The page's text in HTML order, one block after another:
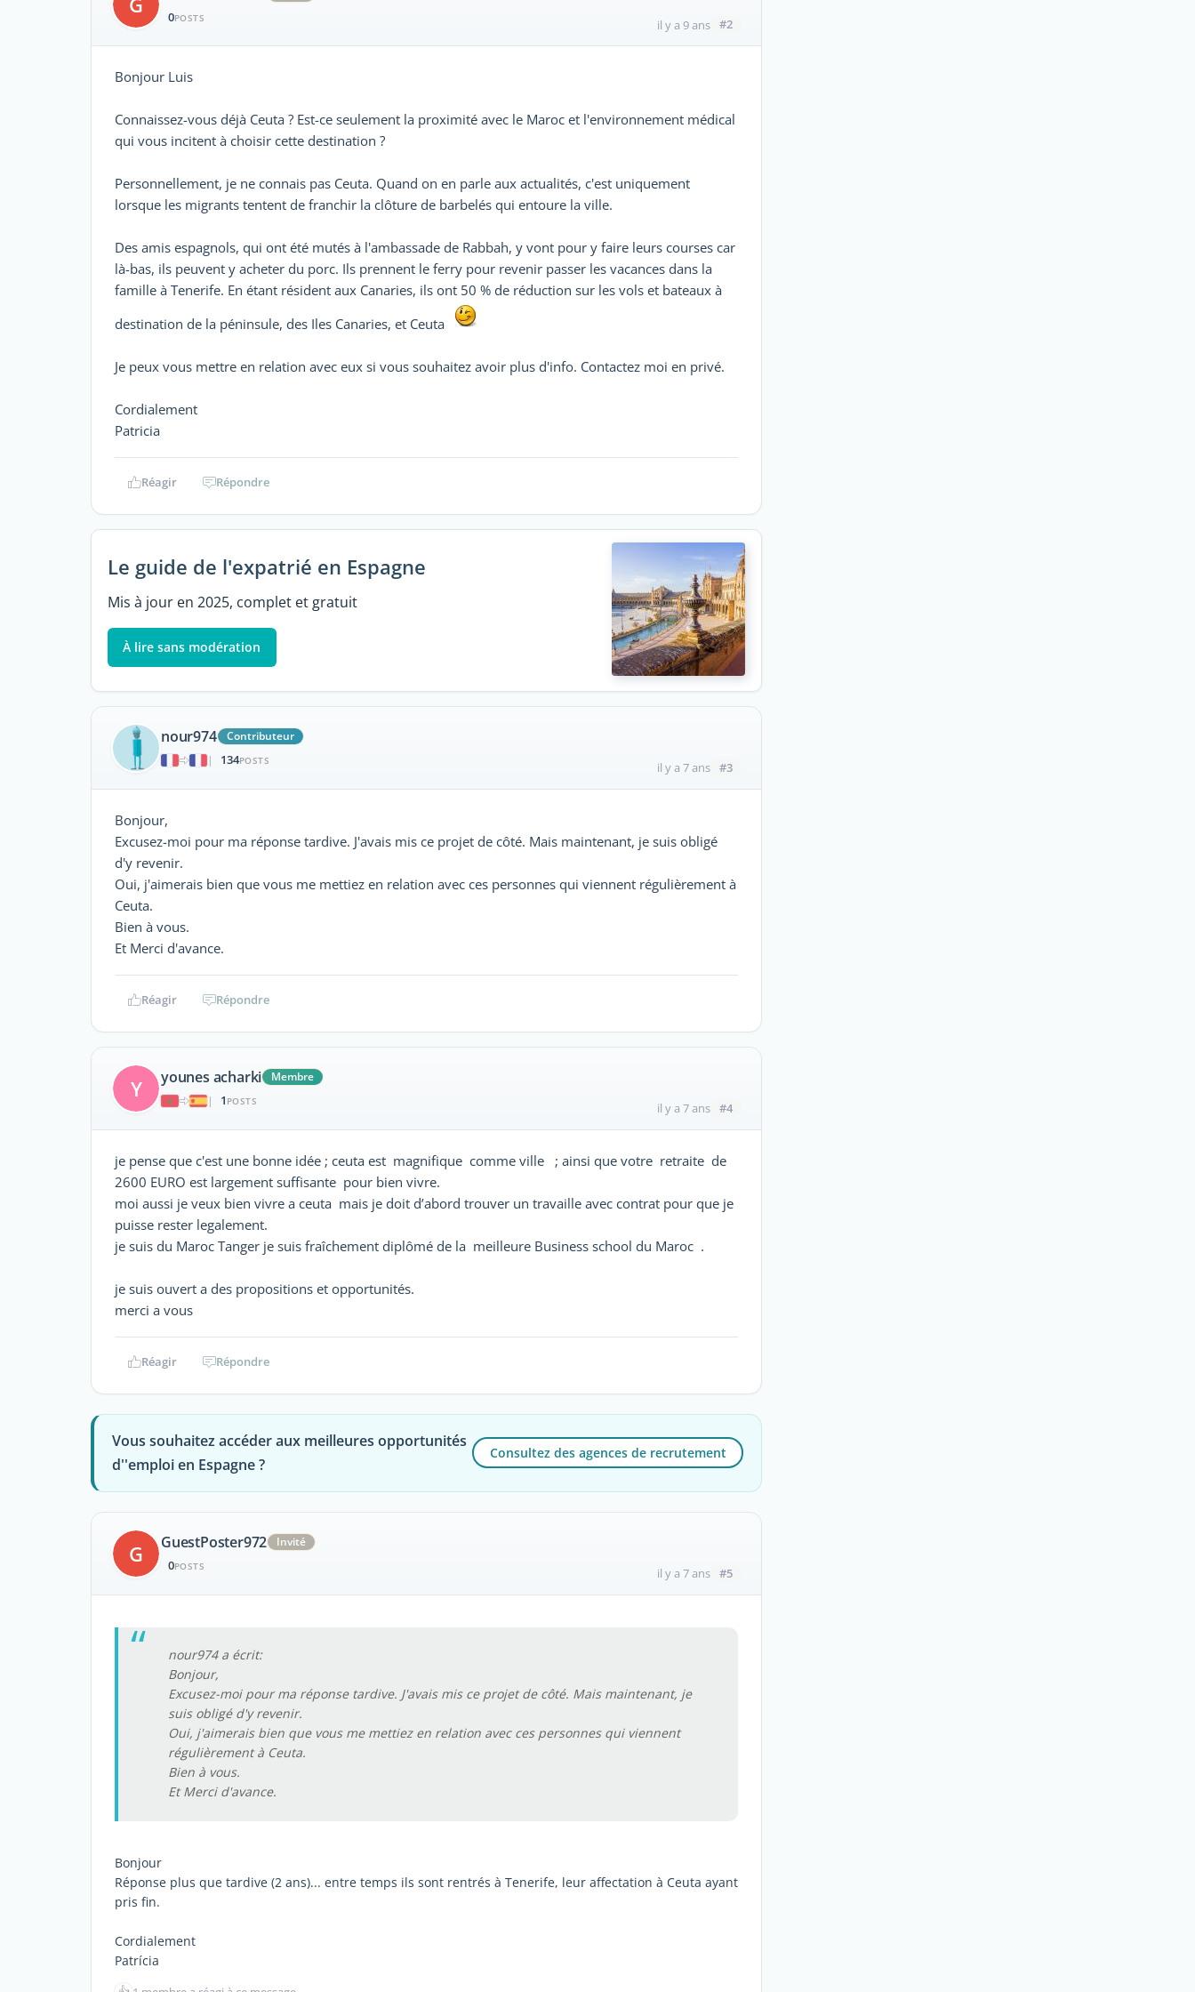
0POSTS il y a 9 ans #2
Bonjour Luis
Connaissez-vous déjà Ceuta ? Est-ce seulement la proximité avec le Maroc et l'environnement médical
qui vous incitent à choisir cette destination ?
Personnellement, je ne connais pas Ceuta. Quand on en parle aux actualités, c'est uniquement
lorsque les migrants tentent de franchir la clôture de barbelés qui entoure la ville.
Des amis espagnols, qui ont été mutés à l'ambassade de Rabbah, y vont pour y faire leurs courses car
là-bas, ils peuvent y acheter du porc. Ils prennent le ferry pour revenir passer les vacances dans la
famille à Tenerife. En étant résident aux Canaries, ils ont 50 % de réduction sur les vols et bateaux à
destination de la péninsule, des Iles Canaries, et Ceuta
Je peux vous mettre en relation avec eux si vous souhaitez avoir plus d'info. Contactez moi en privé.
Cordialement
Patricia
Réagir Répondre
Le guide de l'expatrié en Espagne
Mis à jour en 2025, complet et gratuit
À lire sans modération
nour974
Contributeur
|
134POSTS il y a 7 ans #3
Bonjour,
Excusez-moi pour ma réponse tardive. J'avais mis ce projet de côté. Mais maintenant, je suis obligé
d'y revenir.
Oui, j'aimerais bien que vous me mettiez en relation avec ces personnes qui viennent régulièrement à
Ceuta.
Bien à vous.
Et Merci d'avance.
Réagir Répondre
Y younes acharki
Membre
|
1 POSTS il y a 7 ans #4
je pense que c'est une bonne idée ; ceuta est magnifique comme ville ; ainsi que votre retraite de
2600 EURO est largement suffisante pour bien vivre.
moi aussi je veux bien vivre a ceuta mais je doit d’abord trouver un travaille avec contrat pour que je
puisse rester legalement.
je suis du Maroc Tanger je suis fraîchement diplômé de la meilleure Business school du Maroc .
je suis ouvert a des propositions et opportunités.
merci a vous
Réagir Répondre
Vous souhaitez accéder aux meilleures opportunités
d''emploi en Espagne ?
Consultez des agences de recrutement
G GuestPoster972 Invité
0POSTS il y a 7 ans #5
nour974 a écrit:
Bonjour,
Excusez-moi pour ma réponse tardive. J'avais mis ce projet de côté. Mais maintenant, je
suis obligé d'y revenir.
Oui, j'aimerais bien que vous me mettiez en relation avec ces personnes qui viennent
régulièrement à Ceuta.
Bien à vous.
Et Merci d'avance.
Bonjour
Réponse plus que tardive (2 ans)... entre temps ils sont rentrés à Tenerife, leur affectation à Ceuta ayant
pris fin.
Cordialement
Patrícia